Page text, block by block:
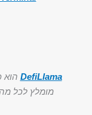
DefiLlama הוא
מומלץ לכל